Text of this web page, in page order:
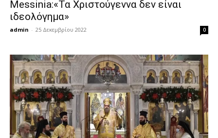
Messinia:«Τα Χριστούγεννα δεν είναι
ιδεολόγημα»
admin - 25 Δεκεμβρίου 2022 0